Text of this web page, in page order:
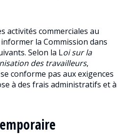
activités commerciales au
la Commission dans
Selon la Loi sur la
des travailleurs,
conforme pas aux exigences
à des frais administratifs et à